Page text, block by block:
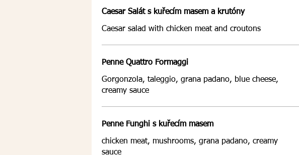
Caesar Salát s kuřecím masem a krutóny
Caesar salad with chicken meat and croutons
Penne Quattro Formaggi
Gorgonzola, taleggio, grana padano, blue cheese,
creamy sauce
Penne Funghi s kuřecím masem
chicken meat, mushrooms, grana padano, creamy
sauce